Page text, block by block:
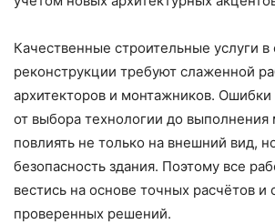
Качественные строительные услуги в
реконструкции требуют слаженной
архитекторов и монтажников.
от выбора технологии до выполнения
повлиять не только на внешний вид,
безопасность здания. Поэтому все
вестись на основе точных расчётов
проверенных решений.